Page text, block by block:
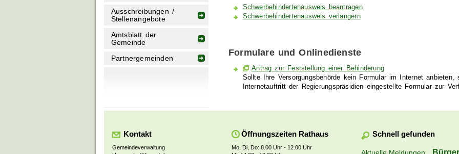
Ausschreibungen /
Stellenangebote
Amtsblatt der
Gemeinde
Partnergemeinden
Schwerbehindertenausweis beantragen
Schwerbehindertenausweis verlängern
Formulare und Onlinedienste
Antrag zur Feststellung einer Behinderung
Sollte Ihre Versorgungsbehörde kein Formular im Internet
Internetauftritt der Regierungspräsidien eingestellte Formular zur
Kontakt
Gemeindeverwaltung
Öffnungszeiten Rathaus
Mo, Di, Do: 8.00 Uhr - 12.00 Uhr
Schnell gefunden